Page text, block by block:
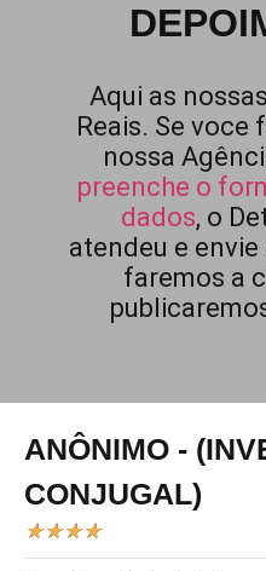
Aqui as
Reais. Se voce
nossa
preenche o
dados, o
atendeu e
faremos a
ANÔNIMO -
CONJUGAL)
★★★★